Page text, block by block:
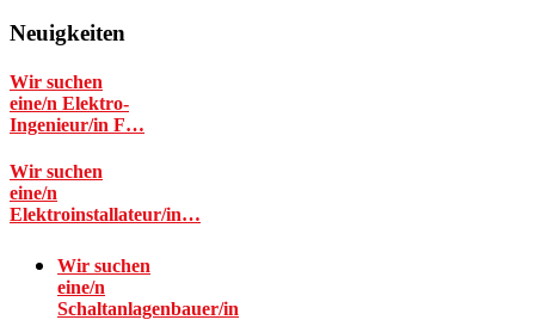
Neuigkeiten
Wir suchen
eine/n Elektro-
Ingenieur/in F…
Wir suchen
eine/n
Elektroinstallateur/in…
Wir suchen
eine/n
Schaltanlagenbauer/in